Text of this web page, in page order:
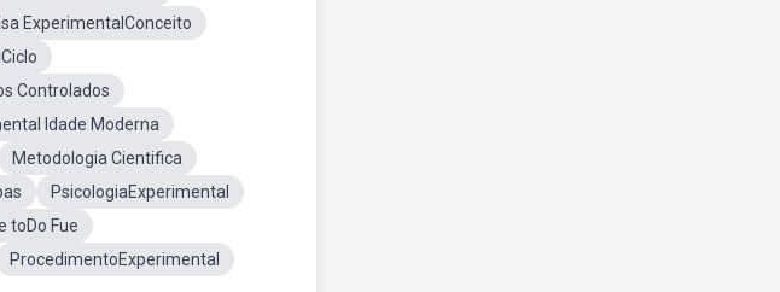
ExperimentalConceito
Controlados
Idade Moderna
Metodologia Cientifica
PsicologiaExperimental
toDo Fue
ProcedimentoExperimental